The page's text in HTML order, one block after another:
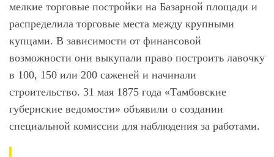
мелкие торговые постройки на Базарной площади и
распределила торговые места между крупными
купцами. В зависимости от финансовой
возможности они выкупали право построить лавочку
в 100, 150 или 200 саженей и начинали
строительство. 31 мая 1875 года «Тамбовские
губернские ведомости» объявили о создании
специальной комиссии для наблюдения за работами.